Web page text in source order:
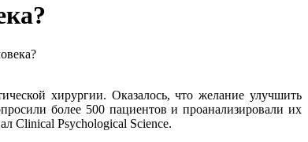
хирургии. Оказалось, что желание улучшить
более 500 пациентов и проанализировали их
Сlinical Psychological Science.